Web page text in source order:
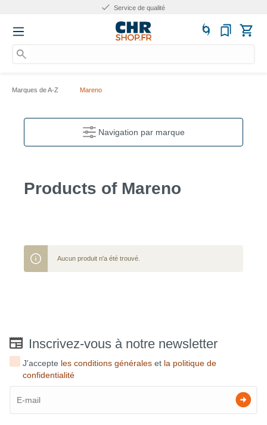
Service de qualité
Marques de A-Z Mareno
Navigation par marque
Products of Mareno
Aucun produit n'a été trouvé.
Inscrivez-vous à notre newsletter
J'accepte les conditions générales et la politique de
confidentialité